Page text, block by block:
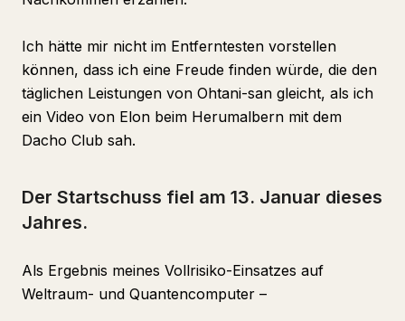
Ich hätte mir nicht im Entferntesten vorstellen
können, dass ich eine Freude finden würde, die den
täglichen Leistungen von Ohtani-san gleicht, als ich
ein Video von Elon beim Herumalbern mit dem
Dacho Club sah.
Der Startschuss fiel am 13. Januar dieses
Jahres.
Als Ergebnis meines Vollrisiko-Einsatzes auf
Weltraum- und Quantencomputer –